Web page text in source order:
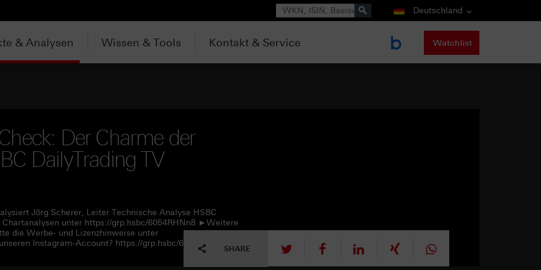
Suche Deutschland
& Analysen Wissen & Tools Kontakt & Service Watchlist
Der Charme der
DailyTrading TV
Jörg Scherer, Leiter Technische Analyse HSBC
unter https://grp.hsbc/6054RHNn8 ►Weitere
die Werbe- und Lizenzhinweise unter
Instagram-Account? https://grp.hsbc/6057RHNn1
SHARE tweet mitteilen